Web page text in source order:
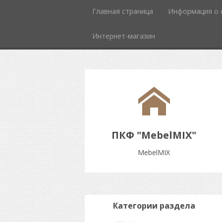
Главная страница Информация о
Интернет-магазин
ПКФ "MebelMIX"
MebelMIX
Категории раздела